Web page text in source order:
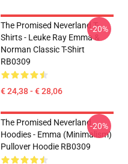
The Promised Neverland T-
Shirts - Leuke Ray Emma &
Norman Classic T-Shirt
RB0309
€ 24,38 - € 28,06
-20%
The Promised Neverland
Hoodies - Emma (Minimalism)
Pullover Hoodie RB0309
-20%